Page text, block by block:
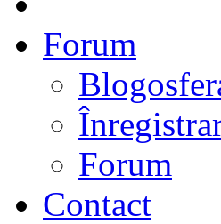
Forum
Forum
Contact